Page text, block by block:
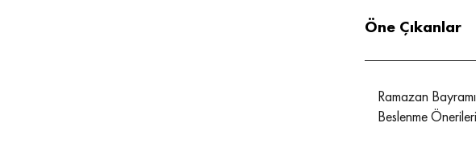
Ramazan
Beslenme Önerileri
Öne Çıkanlar